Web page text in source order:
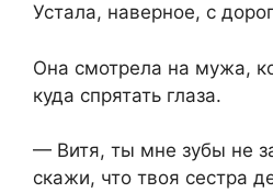
Устала, наверное, с
Она смотрела на мужа,
куда спрятать глаза.
— Витя, ты мне зубы не
скажи, что твоя сестра